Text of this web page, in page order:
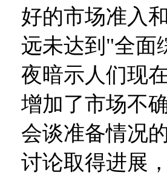
好的市场准入
远未达到"全面
夜暗示人们现
增加了市场不
会谈准备情况
讨论取得进展